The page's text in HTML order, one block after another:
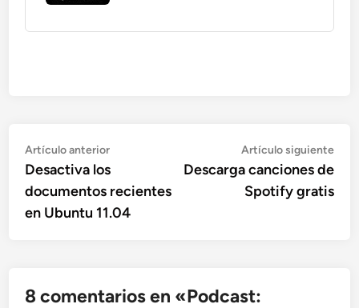
Navegación
de
entradas
Artículo anteriorArtículo
anterior:
Desactiva los
documentos recientes
en Ubuntu 11.04
Artículo siguiente
Descarga canciones de
Spotify gratis
8 comentarios en «Podcast: